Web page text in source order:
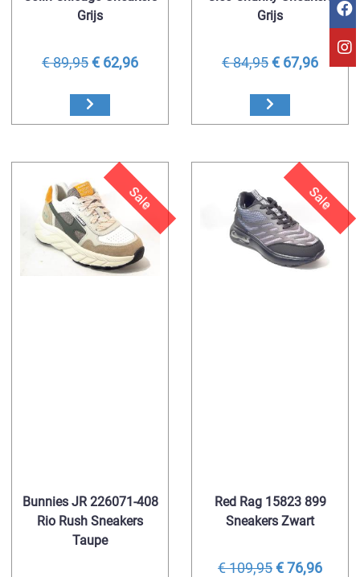
Grijs
€ 89,95€ 62,96
Grijs
€ 84,95€ 67,96
Sale
Bunnies JR 226071-408
Rio Rush Sneakers
Taupe
Sale
Red Rag 15823 899
Sneakers Zwart
€ 109,95€ 76,96